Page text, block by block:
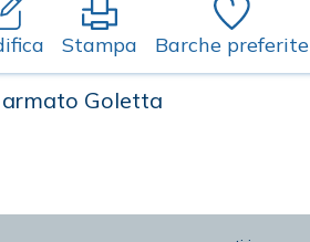
Stampa Barche preferite
armato Goletta